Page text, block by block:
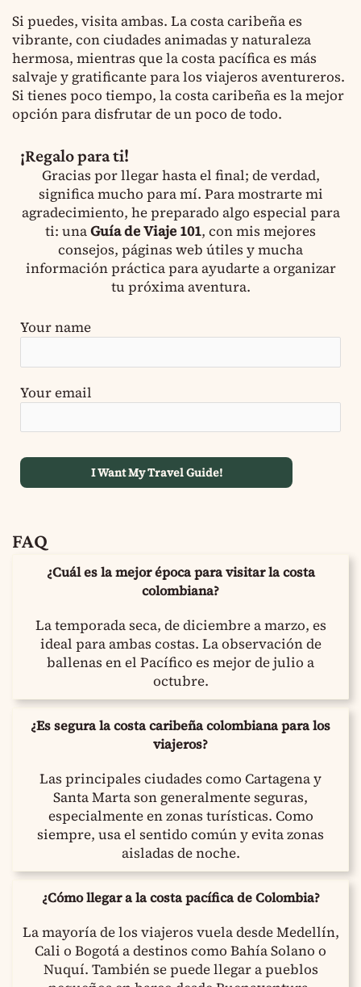
Si puedes, visita ambas. La costa caribeña es
vibrante, con ciudades animadas y naturaleza
hermosa, mientras que la costa pacífica es más
salvaje y gratificante para los viajeros aventureros.
Si tienes poco tiempo, la costa caribeña es la mejor
opción para disfrutar de un poco de todo.
¡Regalo para ti!
Gracias por llegar hasta el final; de verdad,
significa mucho para mí. Para mostrarte mi
agradecimiento, he preparado algo especial para
ti: unaGuía de Viaje 101, con mis mejores
consejos, páginas web útiles y mucha
información práctica para ayudarte a organizar
tu próxima aventura.
Your name
Your email
FAQ
¿Cuál es la mejor época para visitar la costa
colombiana?
La temporada seca, de diciembre a marzo, es
ideal para ambas costas. La observación de
ballenas en el Pacífico es mejor de julio a
octubre.
¿Es segura la costa caribeña colombiana para los
viajeros?
Las principales ciudades como Cartagena y
Santa Marta son generalmente seguras,
especialmente en zonas turísticas. Como
siempre, usa el sentido común y evita zonas
aisladas de noche.
¿Cómo llegar a la costa pacífica de Colombia?
La mayoría de los viajeros vuela desde Medellín,
Cali o Bogotá a destinos como Bahía Solano o
Nuquí. También se puede llegar a pueblos